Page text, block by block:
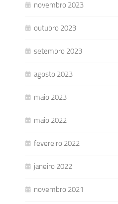
novembro 2023
outubro 2023
setembro 2023
agosto 2023
maio 2023
maio 2022
fevereiro 2022
janeiro 2022
novembro 2021